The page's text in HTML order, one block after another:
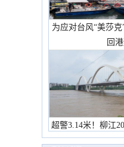
为应对台风“美莎
回
超警3.14米！柳江
市民在堤